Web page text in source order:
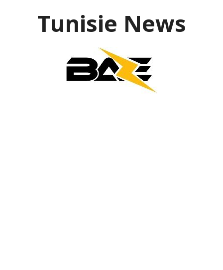
Tunisie News